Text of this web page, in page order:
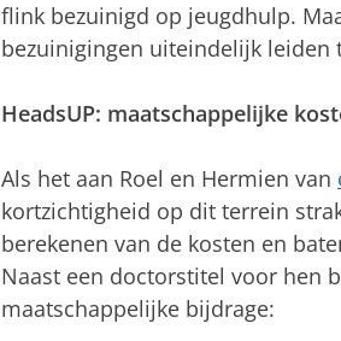
flink bezuinigd op jeugdhulp.
bezuinigingen uiteindelijk leiden
HeadsUP: maatschappelijke
Als het aan Roel en Hermien van
kortzichtigheid op dit terrein
berekenen van de kosten en
Naast een doctorstitel voor hen
maatschappelijke bijdrage: